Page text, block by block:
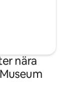
nära